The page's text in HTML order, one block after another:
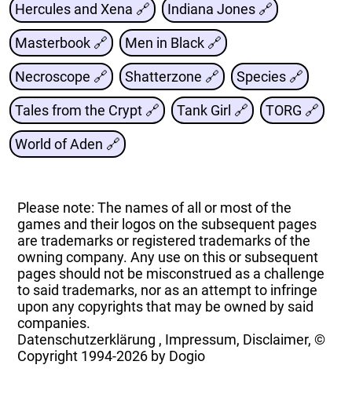
Hercules and Xena 🔗 Indiana Jones 🔗
Masterbook 🔗 Men in Black 🔗
Necroscope 🔗 Shatterzone 🔗 Species 🔗
Tales from the Crypt 🔗 Tank Girl 🔗 TORG 🔗
World of Aden 🔗
Please note: The names of all or most of the
games and their logos on the subsequent pages
are trademarks or registered trademarks of the
owning company. Any use on this or subsequent
pages should not be misconstrued as a challenge
to said trademarks, nor as an attempt to infringe
upon any copyrights that may be owned by said
companies.
Datenschutzerklärung , Impressum, Disclaimer, ©
Copyright 1994-2026 by Dogio